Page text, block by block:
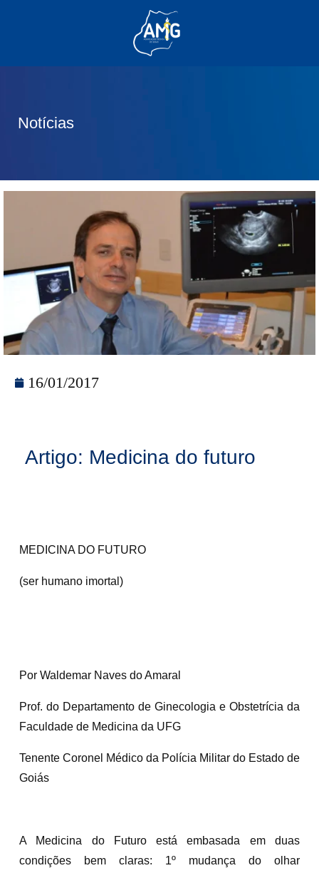
Notícias
16/01/2017
Artigo: Medicina do futuro
MEDICINA DO FUTURO
(ser humano imortal)
Por Waldemar Naves do Amaral
Prof. do Departamento de Ginecologia e Obstetrícia da
Faculdade de Medicina da UFG
Tenente Coronel Médico da Polícia Militar do Estado de
Goiás
A Medicina do Futuro está embasada em duas
condições bem claras: 1º mudança do olhar